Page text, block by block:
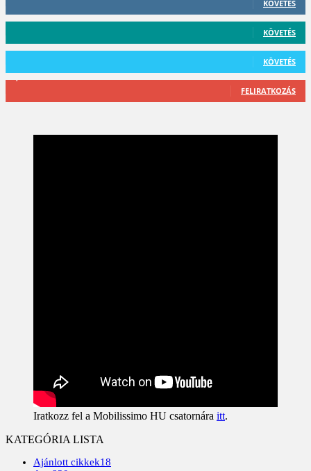
KÖVETÉS
KÖVETÉS
KÖVETÉS
FELIRATKOZÁS
Iratkozz fel a Mobilissimo HU csatornára itt.
KATEGÓRIA LISTA
Ajánlott cikkek18